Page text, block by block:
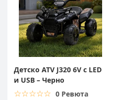
Детско ATV J320 6V с LED
и USB – Черно
☆☆☆☆☆
★★★★★ 0 Ревюта